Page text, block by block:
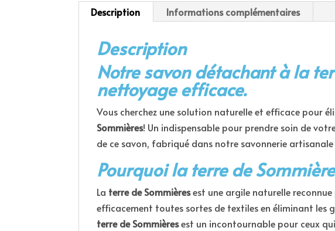
Description Informations complémentaires
Description
Notre savon détachant à la
nettoyage efficace.
Vous cherchez une solution naturelle et efficace pour
Sommières! Un indispensable pour prendre soin de
de ce savon, fabriqué dans notre savonnerie
Pourquoi la terre de
La terre de Sommièresest une argile naturelle reconnue
efficacement toutes sortes de textiles en éliminant les
terre de Sommièresest un incontournable pour ceux